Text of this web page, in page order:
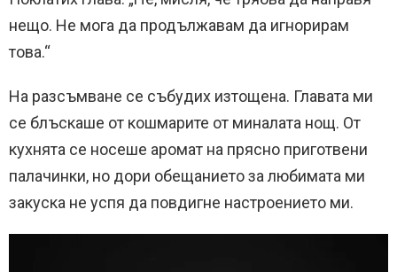
нещо. Не мога да продължавам да игнорирам
това.“
На разсъмване се събудих изтощена. Главата ми
се блъскаше от кошмарите от миналата нощ. От
кухнята се носеше аромат на прясно приготвени
палачинки, но дори обещанието за любимата ми
закуска не успя да повдигне настроението ми.